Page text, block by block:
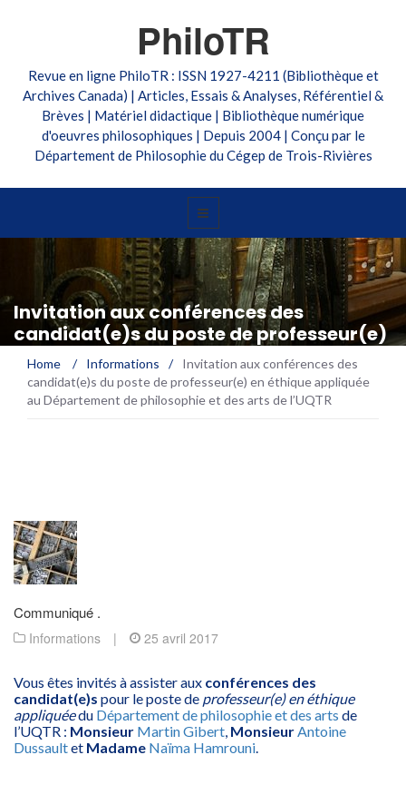
PhiloTR
Revue en ligne PhiloTR : ISSN 1927-4211 (Bibliothèque et
Archives Canada) | Articles, Essais & Analyses, Référentiel &
Brèves | Matériel didactique | Bibliothèque numérique
d'oeuvres philosophiques | Depuis 2004 | Conçu par le
Département de Philosophie du Cégep de Trois-Rivières
Invitation aux conférences des
candidat(e)s du poste de professeur(e)
en éthique appliquée au Département
de philosophie et des arts de l’UQTR
Home / Informations /
Invitation aux conférences des
candidat(e)s du poste de professeur(e) en éthique appliquée
au Département de philosophie et des arts de l’UQTR
Communiqué .
Informations | 25 avril 2017
Vous êtes invités à assister aux conférences des
candidat(e)s pour le poste de professeur(e) en éthique
appliquéedu Département de philosophie et des arts de
l’UQTR : Monsieur Martin Gibert, MonsieurAntoine
Dussaultet Madame Naïma Hamrouni.